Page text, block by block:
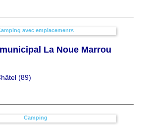
La Noue Marrou
(89)